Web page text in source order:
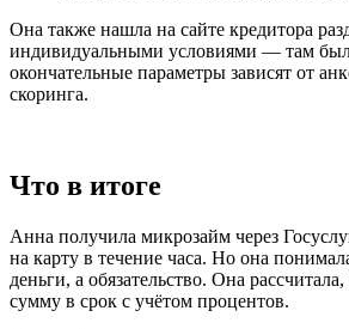
Она также нашла на сайте кредитора
индивидуальными условиями — там
окончательные параметры зависят от
скоринга.
Что в итоге
Анна получила микрозайм через
на карту в течение часа. Но она
деньги, а обязательство. Она
сумму в срок с учётом процентов.